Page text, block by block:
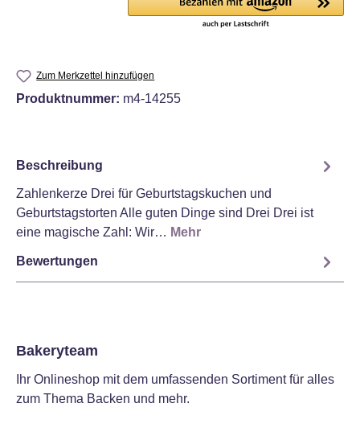
Zum Merkzettel hinzufügen
Produktnummer: m4-14255
Beschreibung
Zahlenkerze Drei für Geburtstagskuchen und
Geburtstagstorten Alle guten Dinge sind Drei Drei ist
eine magische Zahl: Wir… Mehr
Bewertungen
Bakeryteam
Ihr Onlineshop mit dem umfassenden Sortiment für alles
zum Thema Backen und mehr.